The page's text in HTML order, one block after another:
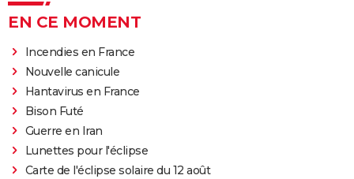
EN CE MOMENT
Incendies en France
Nouvelle canicule
Hantavirus en France
Bison Futé
Guerre en Iran
Lunettes pour l'éclipse
Carte de l'éclipse solaire du 12 août